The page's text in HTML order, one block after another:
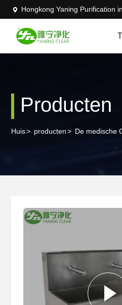
Hongkong Yaning Purification
Producten
Huis> producten> De medische